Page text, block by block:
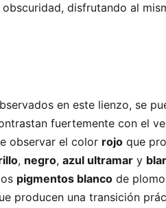
disfrutando al
en este lienzo, se
fuertemente con el
observar el color rojo que
, negro, azul ultramar y
pigmentos blanco de
producen una transición